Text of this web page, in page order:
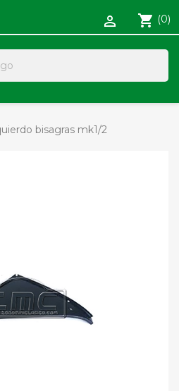
shopping_cart (0)

bisagras mk1/2